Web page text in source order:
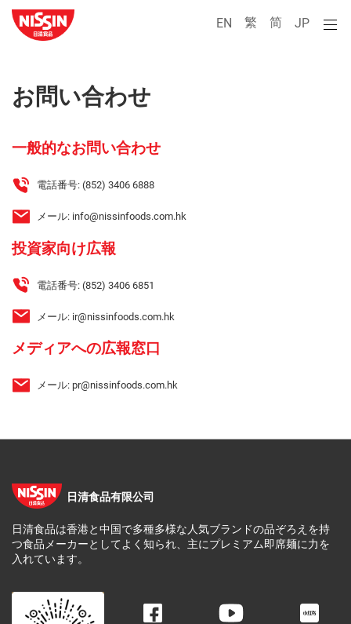
EN JP
简
繁
お問い合わせ
一般的なお問い合わせ
電話番号: (852) 3406 6888
メール: info@nissinfoods.com.hk
投資家向け広報
電話番号: (852) 3406 6851
メール: ir@nissinfoods.com.hk
メディアへの広報窓口
メール: pr@nissinfoods.com.hk
日清食品有限公司
日清食品は香港と中国で多種多様な人気ブランドの品ぞろえを持
つ食品メーカーとしてよく知られ、主にプレミアム即席麺に力を
入れています。